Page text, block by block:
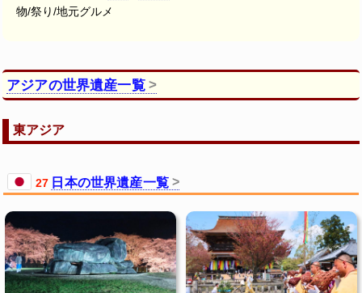
物/祭り/地元グルメ
アジアの世界遺産一覧
東アジア
27 日本の世界遺産一覧